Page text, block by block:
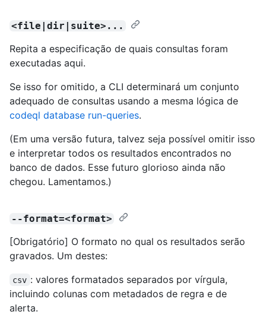
<file|dir|suite>...
Repita a especificação de quais consultas foram
executadas aqui.
Se isso for omitido, a CLI determinará um conjunto
adequado de consultas usando a mesma lógica de
codeql database run-queries.
(Em uma versão futura, talvez seja possível omitir isso
e interpretar todos os resultados encontrados no
banco de dados. Esse futuro glorioso ainda não
chegou. Lamentamos.)
--format=<format>
[Obrigatório] O formato no qual os resultados serão
gravados. Um destes:
csv : valores formatados separados por vírgula,
incluindo colunas com metadados de regra e de
alerta.